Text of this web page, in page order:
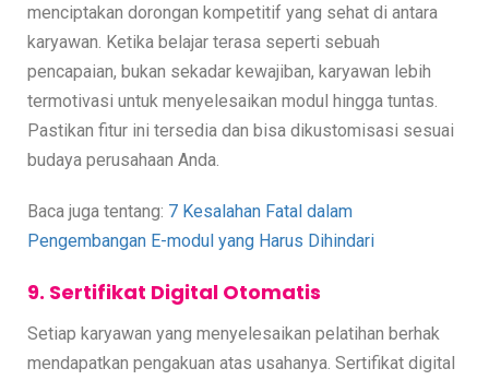
menciptakan dorongan kompetitif yang sehat di antara
karyawan. Ketika belajar terasa seperti sebuah
pencapaian, bukan sekadar kewajiban, karyawan lebih
termotivasi untuk menyelesaikan modul hingga tuntas.
Pastikan fitur ini tersedia dan bisa dikustomisasi sesuai
budaya perusahaan Anda.
Baca juga tentang: 7 Kesalahan Fatal dalam
Pengembangan E-modul yang Harus Dihindari
9. Sertifikat Digital Otomatis
Setiap karyawan yang menyelesaikan pelatihan berhak
mendapatkan pengakuan atas usahanya. Sertifikat digital